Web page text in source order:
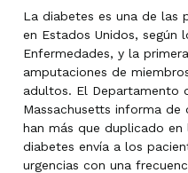
La diabetes es una de las
en Estados Unidos, según
Enfermedades, y la
amputaciones de
adultos. El Departamento
Massachusetts informa
han más que duplicado
diabetes envía a los
urgencias con una